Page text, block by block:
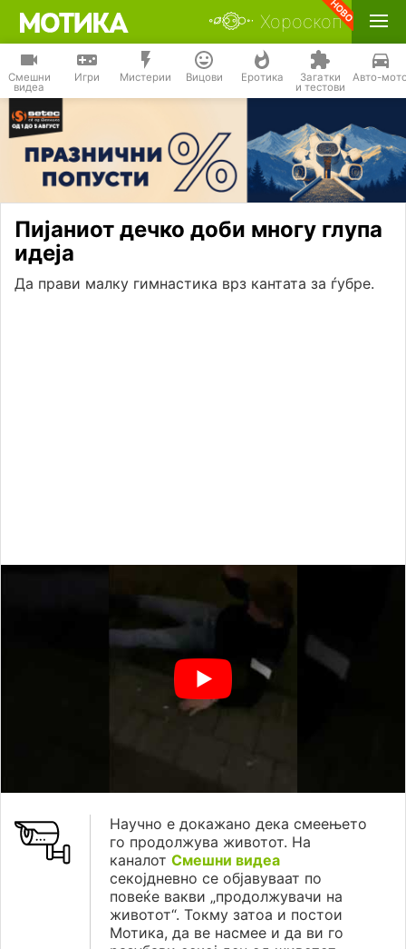
Хороскоп
Смешни
видеа
Игри Мистерии Вицови Еротика Загатки
и тестови
Авто-
Пијаниот дечко доби многу глупа
идеја
Да прави малку гимнастика врз кантата за ѓубре.
Научно е докажано дека смеењето
го продолжува животот. На
каналот Смешни видеа
секојдневно се објавуваат по
повеќе вакви „продолжувачи на
животот“. Токму затоа и постои
Мотика, да ве насмее и да ви го